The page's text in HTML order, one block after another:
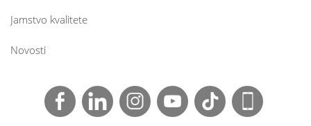
Jamstvo kvalitete
Novosti